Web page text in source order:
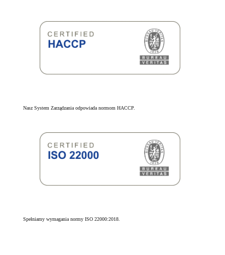
Nasz System Zarządzania odpowiada normom HACCP.
Spełniamy wymagania normy ISO 22000:2018.